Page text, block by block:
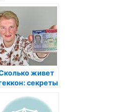
живет
секреты
этих